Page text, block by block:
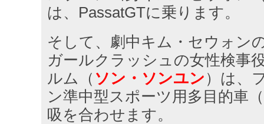
は、PassatGTに乗ります。
そして、劇中キム・セウォン
ガールクラッシュの女性検事
ルム（ ソン・ソンユン ）は、
ン準中型スポーツ用多目的車
吸を合わせます。